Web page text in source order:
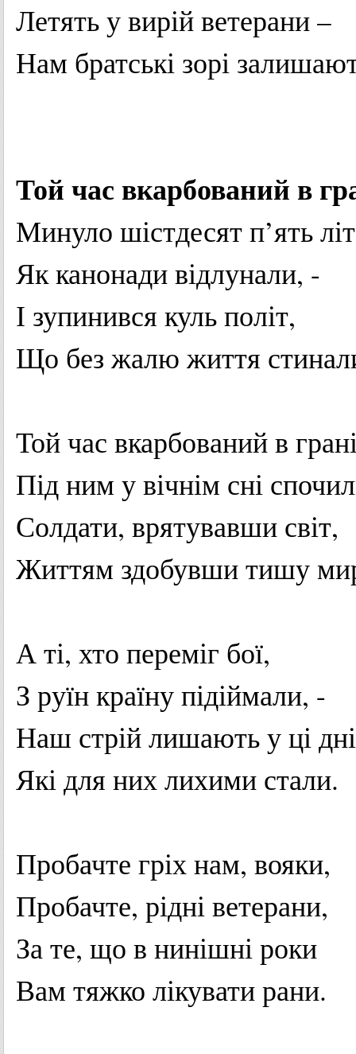
Летятьувирійветерани–
Нам братські зорі
Той час вкарбований в
Минуло шістдесятп’ять
Якканонадивідлунали, -
І зупинився кульполіт,
Що безжалю життя
Той час вкарбованийв
Під ним увічнім сні
Солдати, врятувавши світ,
Життям здобувшитишу
Аті, хто переміг бої,
З руїнкраїнупідіймали, -
Наш стрійлишаютьуці
Які для нихлихими стали.
Пробачте гріхнам, вояки,
Пробачте, рідніветерани,
Зате, що в нинішніроки
Вам тяжко лікуватирани.